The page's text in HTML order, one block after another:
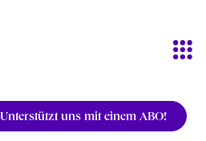
Unterstützt uns mit einem ABO!